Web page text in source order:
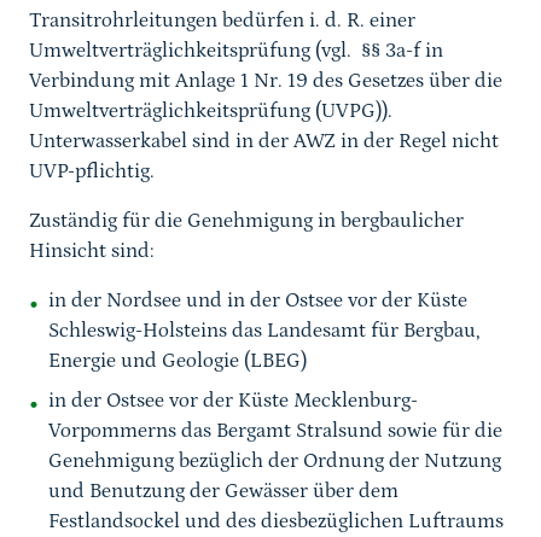
Transitrohrleitungen bedürfen i. d. R. einer
Umweltverträglichkeitsprüfung (vgl. §§ 3a-f in
Verbindung mit Anlage 1 Nr. 19 des Gesetzes über die
Umweltverträglichkeitsprüfung (UVPG)).
Unterwasserkabel sind in der AWZ in der Regel nicht
UVP-pflichtig.
Zuständig für die Genehmigung in bergbaulicher
Hinsicht sind:
in der Nordsee und in der Ostsee vor der Küste
Schleswig-Holsteins das Landesamt für Bergbau,
Energie und Geologie (LBEG)
in der Ostsee vor der Küste Mecklenburg-
Vorpommerns das Bergamt Stralsund sowie für die
Genehmigung bezüglich der Ordnung der Nutzung
und Benutzung der Gewässer über dem
Festlandsockel und des diesbezüglichen Luftraums